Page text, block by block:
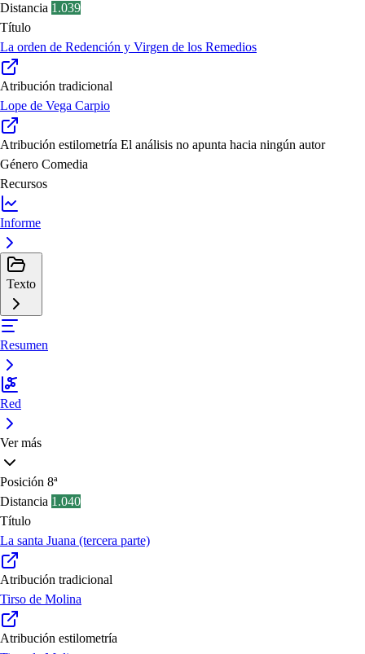
Distancia 1.039
Título
La orden de Redención y Virgen de los Remedios
Atribución tradicional
Lope de Vega Carpio
Atribución estilometría El análisis no apunta hacia ningún autor
Género Comedia
Recursos
Informe
Texto
Resumen
Red
Ver más
Posición 8ª
Distancia 1.040
Título
La santa Juana (tercera parte)
Atribución tradicional
Tirso de Molina
Atribución estilometría